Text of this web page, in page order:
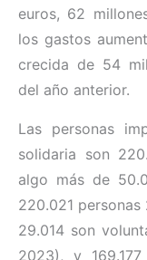
euros, 62
los gastos
crecida de 54
del año anterior.
Las personas
solidaria son
algo más de
220.021
29.014 son
2023), y